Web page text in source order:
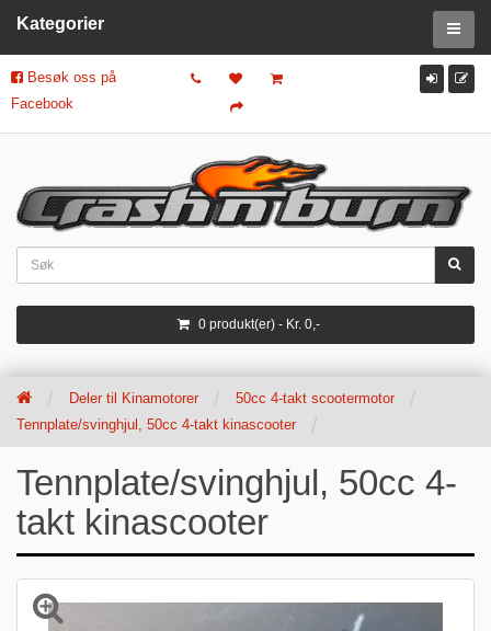
Besøk oss på
Facebook
0 produkt(er) - Kr. 0,-
Kategorier
Deler til Kinamotorer
50cc 4-takt scootermotor
Tennplate/svinghjul, 50cc 4-takt kinascooter
Tennplate/svinghjul, 50cc 4-
takt kinascooter